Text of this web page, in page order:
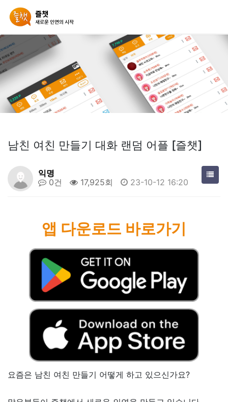
남친 여친 만들기 대화 랜덤 어플 [즐챗]
익명
0건
17,925회 23-10-12 16:20
앱 다운로드 바로가기
요즘은 남친 여친 만들기 어떻게 하고 있으신가요?